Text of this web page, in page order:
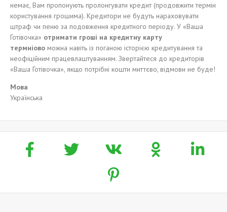
немає, Вам пропонують пролонгувати кредит (продовжити термін
користування грошима). Кредитори не будуть нараховувати
штраф чи пеню за подовження кредитного періоду. У «Ваша
Готівочка» отримати гроші на кредитну карту
термніово можна навіть із поганою історією кредитування та
неофіційним працевлаштуванням. Звертайтеся до кредиторів
«Ваша Готівочка», якщо потрібні кошти миттєво, відмови не буде!
Мова
Українська